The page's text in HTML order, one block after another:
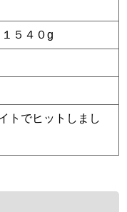
５４０g
トでヒットしまし